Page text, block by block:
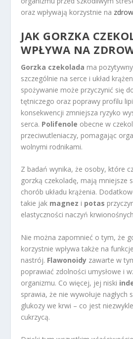
oraz wpływają korzystnie na
JAK GORZKA
WPŁYWA NA
Gorzka czekolada ma
szczególnie na serce i układ
spożywanie może przyczynić się
tętniczego oraz poprawy profilu
konsekwencji zmniejsza ryzyko
serca. Polifenole obecne w
przeciwutleniaczy, pomagając
wolnymi rodnikami.
Z badań wynika, że osoby, które
gorzką czekoladę, mają mniejsze
chorób układu krążenia.
takie jak magnez i potas
elastyczności naczyń
Nie można zapomnieć o tym, że
korzystnie wpływa także na
nastrój. Flawonoidy zawarte w
poprawiać zdolności umysłowe i
organizmu. Co więcej, jej niski
sprawia, że nie wywołuje nagłych
glukozy we krwi – co jest
cukrzycą.